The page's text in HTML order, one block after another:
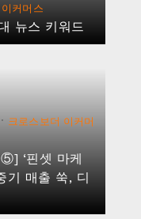
커머스
뉴스 키워드
· 크로스보더 이커머
‘핀셋 마케
기 매출 쑥, 디